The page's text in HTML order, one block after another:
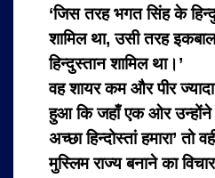
‘जिस तरह भगत सिंह के
शामिल था, उसी तरह
हिन्दुस्तान शामिल था।’
वह शायर कम और पीर
हुआ कि जहाँ एक ओर उन्होंने
अच्छा हिन्दोस्तां हमारा’
मुस्लिम राज्य बनाने का